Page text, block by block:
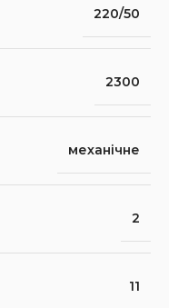
220/50
2300
механічне
2
11